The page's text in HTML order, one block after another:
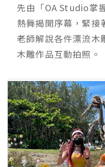
先由「OA Studio掌
熱舞揭開序幕，緊接
老師解說各件漂流木
木雕作品互動拍照。